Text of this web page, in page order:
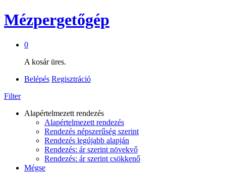
Mézpergetőgép
0
A kosár üres.
Belépés Regisztráció
Filter
Alapértelmezett rendezés
Alapértelmezett rendezés
Rendezés népszerűség szerint
Rendezés legújabb alapján
Rendezés: ár szerint növekvő
Rendezés: ár szerint csökkenő
Mégse